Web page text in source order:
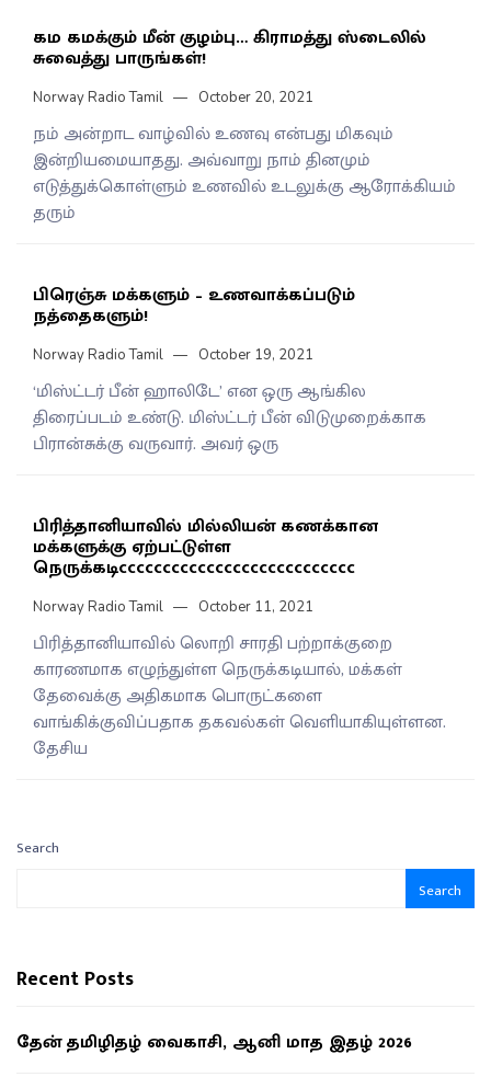
கம கமக்கும் மீன் குழம்பு… கிராமத்து ஸ்டைலில்
சுவைத்து பாருங்கள்!
Norway Radio Tamil October 20, 2021
நம் அன்றாட வாழ்வில் உணவு என்பது மிகவும்
இன்றியமையாதது. அவ்வாறு நாம் தினமும்
எடுத்துக்கொள்ளும் உணவில் உடலுக்கு ஆரோக்கியம்
தரும்
பிரெஞ்சு மக்களும் – உணவாக்கப்படும்
நத்தைகளும்!
Norway Radio Tamil October 19, 2021
‘மிஸ்ட்டர் பீன் ஹாலிடே’ என ஒரு ஆங்கில
திரைப்படம் உண்டு. மிஸ்ட்டர் பீன் விடுமுறைக்காக
பிரான்சுக்கு வருவார். அவர் ஒரு
பிரித்தானியாவில் மில்லியன் கணக்கான
மக்களுக்கு ஏற்பட்டுள்ள
நெருக்கடிccccccccccccccccccccccccccc
Norway Radio Tamil October 11, 2021
பிரித்தானியாவில் லொறி சாரதி பற்றாக்குறை
காரணமாக எழுந்துள்ள நெருக்கடியால், மக்கள்
தேவைக்கு அதிகமாக பொருட்களை
வாங்கிக்குவிப்பதாக தகவல்கள் வெளியாகியுள்ளன.
தேசிய
Search
Search
Recent Posts
தேன் தமிழிதழ் வைகாசி, ஆனி மாத இதழ் 2026